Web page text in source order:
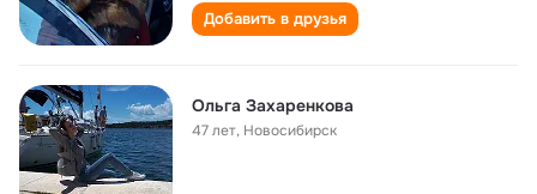
Добавить в друзья
Ольга Захаренкова
47 лет, Новосибирск